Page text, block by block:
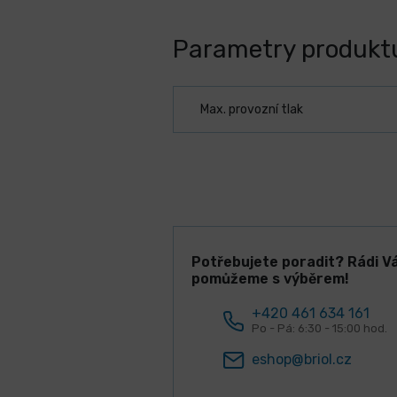
Parametry
Max. provozní tlak
Potřebujete poradit? Rádi
pomůžeme s výběrem!
+420 461 634 161
Po - Pá: 6:30 - 15:00 hod.
eshop@briol.cz